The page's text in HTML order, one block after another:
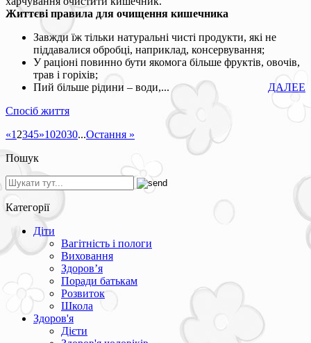
Життєві правила для очищення кишечника
Завжди їж тільки натуральні чисті продукти, які не
піддавалися обробці, наприклад, консервування;
У раціоні повинно бути якомога більше фруктів, овочів,
трав і горіхів;
Пий більше рідини – води,...
ДАЛЕЕ
Спосіб життя
«1 2345»102030...Остання »
Пошук
Категорії
Діти
Вагітність і пологи
Виховання
Здоров’я
Поради батькам
Розвиток
Школа
Здоров'я
Дієти